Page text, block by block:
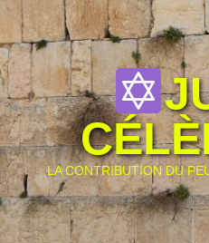
Skip
content
LA CONTRIBUTION DU